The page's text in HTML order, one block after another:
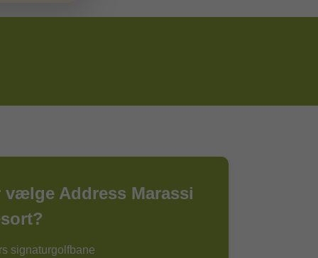
vælge Address Marassi
signaturgolfbane